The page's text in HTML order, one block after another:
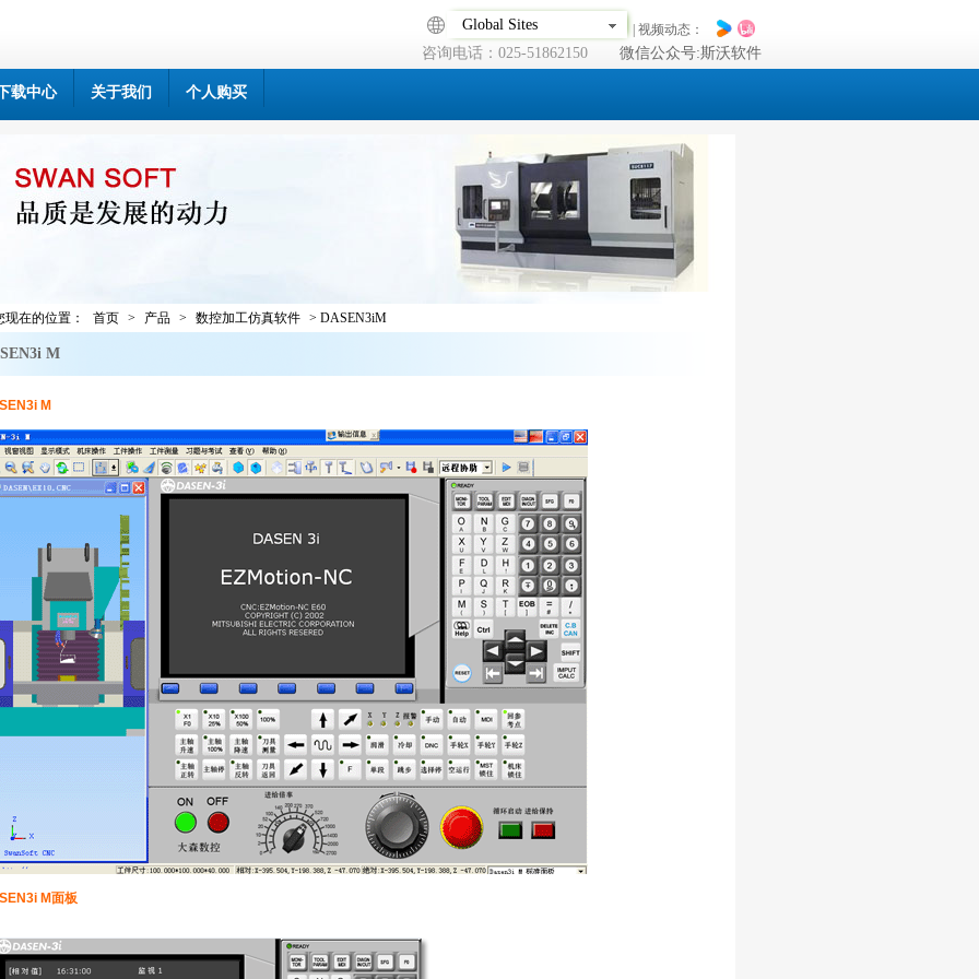
Global Sites | 视频动态：
咨询电话：025-51862150 微信公众号:斯沃软件
载中心 关于我们 个人购买
现在的位置： 首页 > 产品 > 数控加工仿真软件 > DASEN3iM
M
M
M面板